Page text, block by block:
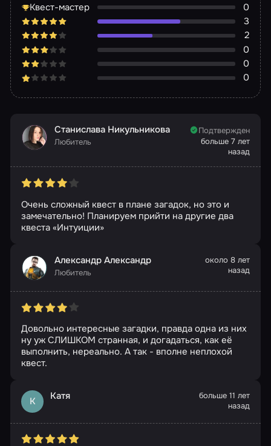
Квест-мастер
0
3
2
0
0
0
Станислава Никульникова
Любитель
Подтвержден
больше 7 лет
назад
Очень сложный квест в плане загадок, но это и
замечательно! Планируем прийти на другие два
квеста «Интуиции»
Александр Александр
Любитель
около 8 лет
назад
Довольно интересные загадки, правда одна из них
ну уж СЛИШКОМ странная, и догадаться, как её
выполнить, нереально. А так - вполне неплохой
квест.
К Катя
больше 11 лет
назад